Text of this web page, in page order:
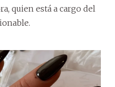
quien está a cargo del